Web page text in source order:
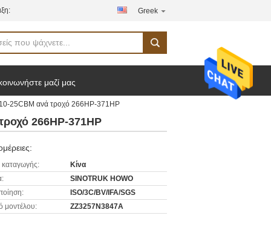
Greek
μαζί μας
25CBM ανά τροχό 266HP-371HP
266HP-371HP
Κίνα
SINOTRUK HOWO
ISO/3C/BV/IFA/SGS
μοντέλου:
ZZ3257N3847A